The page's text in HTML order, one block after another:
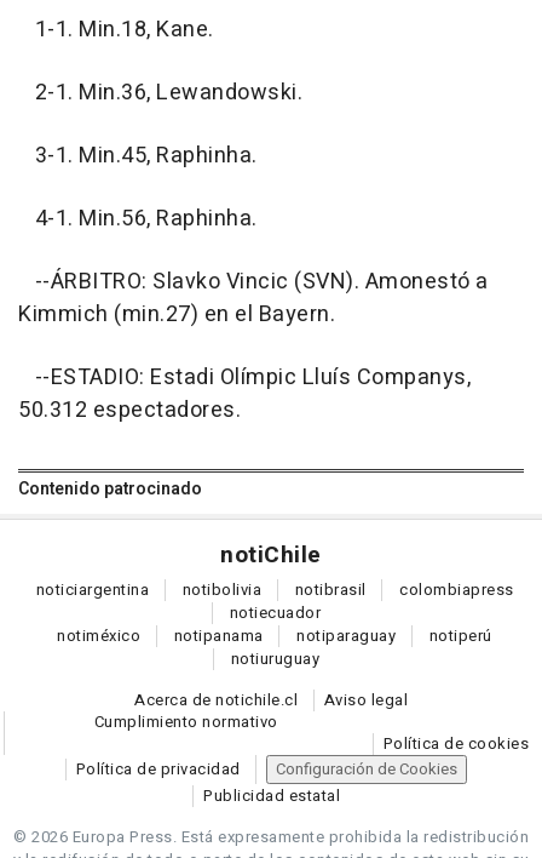
1-1. Min.18, Kane.
2-1. Min.36, Lewandowski.
3-1. Min.45, Raphinha.
4-1. Min.56, Raphinha.
--ÁRBITRO: Slavko Vincic (SVN). Amonestó a
Kimmich (min.27) en el Bayern.
--ESTADIO: Estadi Olímpic Lluís Companys,
50.312 espectadores.
Contenido patrocinado
notiChile
noticiargentina notibolivia notibrasil colombiapress
notiecuador
notiméxico notipanama notiparaguay notiperú
notiuruguay
Acerca de notichile.cl
Aviso legal
Cumplimiento normativo
Política de cookies
Política de privacidad
Configuración de Cookies
Publicidad estatal
© 2026 Europa Press. Está expresamente prohibida la redistribución